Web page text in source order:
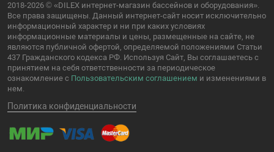
2018-2026 © «DILEX интернет-магазин бассейнов и оборудования».
Все права защищены. Данный интернет-сайт носит исключительно
информационный характер и ни при каких условиях
информационные материалы и цены, размещенные на сайте, не
являются публичной офертой, определяемой положениями Статьи
437 Гражданского кодекса РФ. Используя Сайт, Вы соглашаетесь с
принятием на себя ответственности за периодическое
ознакомление с Пользовательским соглашением и изменениями в
нем.
Политика конфиденциальности